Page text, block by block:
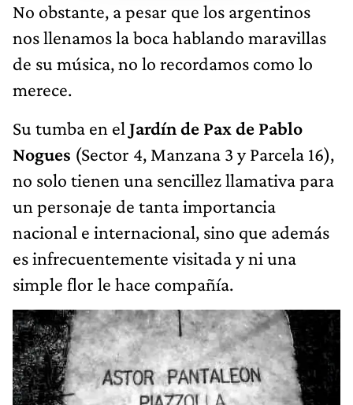
No obstante, a pesar que los argentinos
nos llenamos la boca hablando maravillas
de su música, no lo recordamos como lo
merece.
Su tumba en el Jardín de Pax de Pablo
Nogues (Sector 4, Manzana 3 y Parcela 16),
no solo tienen una sencillez llamativa para
un personaje de tanta importancia
nacional e internacional, sino que además
es infrecuentemente visitada y ni una
simple flor le hace compañía.